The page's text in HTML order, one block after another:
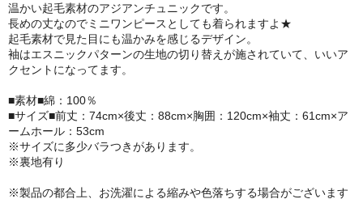
温かい起毛素材のアジアンチュニックです。
長めの丈なのでミニワンピースとしても着られますよ★
起毛素材で見た目にも温かみを感じるデザイン。
袖はエスニックパターンの生地の切り替えが施されていて、いいア
クセントになってます。
■素材■綿：100％
■サイズ■前丈：74cm×後丈：88cm×胸囲：120cm×袖丈：61cm×ア
ームホール：53cm
※サイズに多少バラつきがあります。
※裏地有り
※製品の都合上、お洗濯による縮みや色落ちする場合がございます